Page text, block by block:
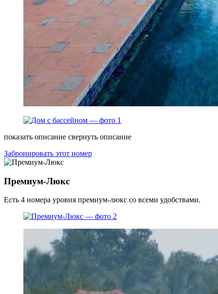
показать описание свернуть описание
Забронировать этот номер
Премиум-Люкс
Есть 4 номера уровня премиум-люкс со всеми удобствами.